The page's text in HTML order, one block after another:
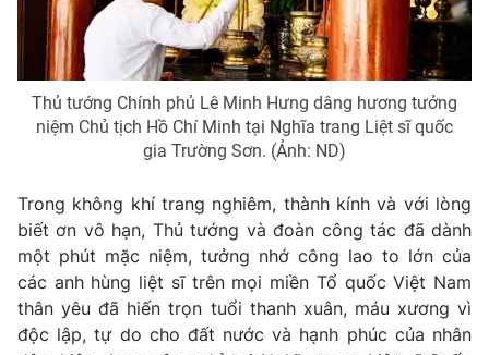
Thị trường 24h Tấm lòng Việt
VTV4 Vươn mình bằng AI
VTV9 VTV8
Liên hệ tòa soạn English
THỜI BÁO VTV
Thủ tướng Chính phủ Lê Minh Hưng dâng hương tưởng
niệm Chủ tịch Hồ Chí Minh tại Nghĩa trang Liệt sĩ quốc
gia Trường Sơn. (Ảnh: ND)
Trong không khí trang nghiêm, thành kính và với lòng
biết ơn vô hạn, Thủ tướng và đoàn công tác đã dành
một phút mặc niệm, tưởng nhớ công lao to lớn của
các anh hùng liệt sĩ trên mọi miền Tổ quốc Việt Nam
thân yêu đã hiến trọn tuổi thanh xuân, máu xương vì
độc lập, tự do cho đất nước và hạnh phúc của nhân